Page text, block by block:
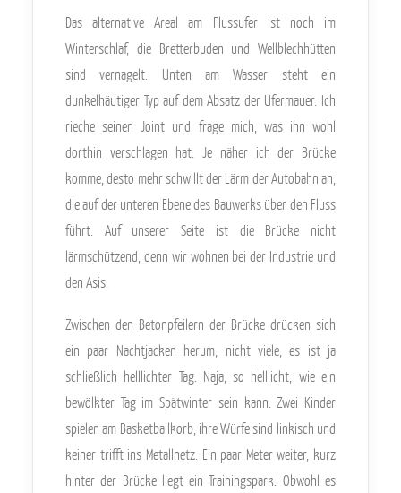
Das alternative Areal am Flussufer ist noch im
Winterschlaf, die Bretterbuden und Wellblechhütten
sind vernagelt. Unten am Wasser steht ein
dunkelhäutiger Typ auf dem Absatz der Ufermauer. Ich
rieche seinen Joint und frage mich, was ihn wohl
dorthin verschlagen hat. Je näher ich der Brücke
komme, desto mehr schwillt der Lärm der Autobahn an,
die auf der unteren Ebene des Bauwerks über den Fluss
führt. Auf unserer Seite ist die Brücke nicht
lärmschützend, denn wir wohnen bei der Industrie und
den Asis.
Zwischen den Betonpfeilern der Brücke drücken sich
ein paar Nachtjacken herum, nicht viele, es ist ja
schließlich helllichter Tag. Naja, so helllicht, wie ein
bewölkter Tag im Spätwinter sein kann. Zwei Kinder
spielen am Basketballkorb, ihre Würfe sind linkisch und
keiner trifft ins Metallnetz. Ein paar Meter weiter, kurz
hinter der Brücke liegt ein Trainingspark. Obwohl es